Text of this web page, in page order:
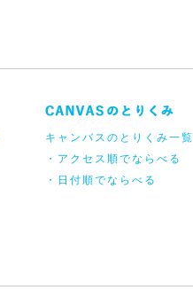
キャンバスのとりくみ一覧
・アクセス順でならべる
・日付順でならべる